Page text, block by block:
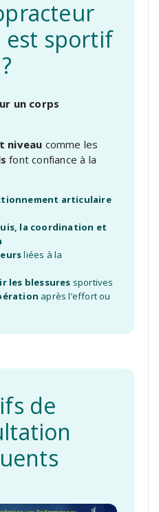
est sportif
?
un corps
niveau comme les
font confiance à la
articulaire
la coordination et
liées à la
les blessures sportives
après l’effort ou
de